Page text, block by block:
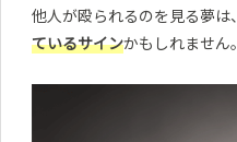
他人が殴られるのを見る夢は、
ているサインかもしれません。